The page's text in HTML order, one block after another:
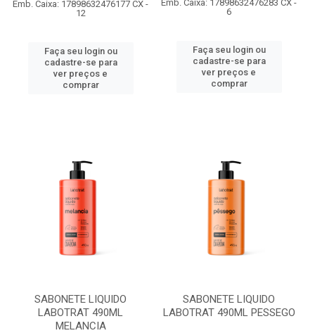
Emb. Caixa: 17898632476177 CX -
12
Faça seu login ou
cadastre-se para
ver preços e
comprar
Emb. Caixa: 17898632476283 CX -
6
Faça seu login ou
cadastre-se para
ver preços e
comprar
SABONETE LIQUIDO
LABOTRAT 490ML
MELANCIA
SABONETE LIQUIDO
LABOTRAT 490ML PESSEGO